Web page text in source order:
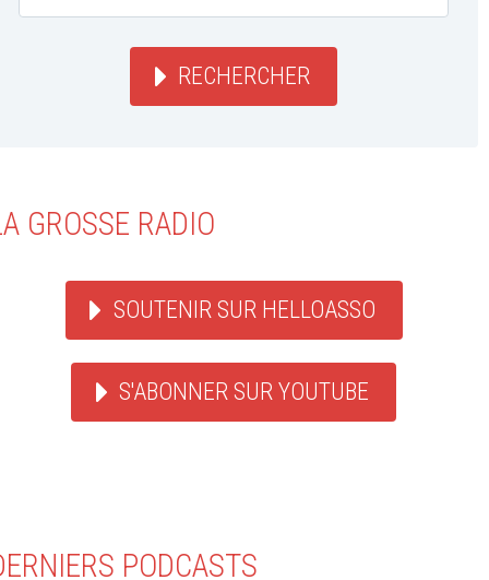
RECHERCHER
GROSSE RADIO
SOUTENIR SUR HELLOASSO
S'ABONNER SUR YOUTUBE
PODCASTS